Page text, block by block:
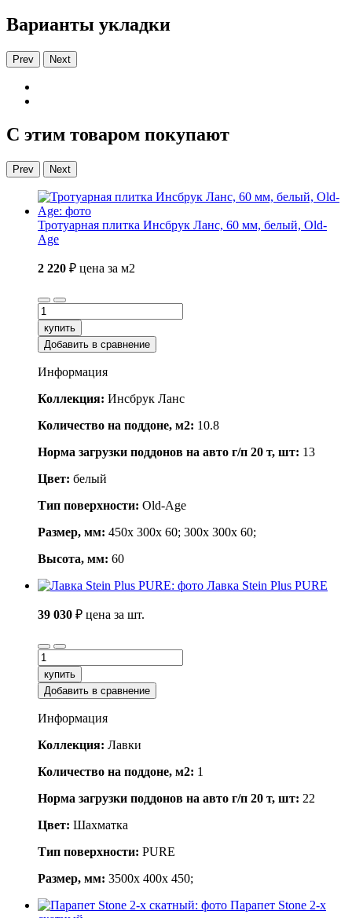
Варианты укладки
Prev Next
С этим товаром покупают
Prev Next
Тротуарная плитка Инсбрук Ланс, 60 мм, белый, Old-
Age
2 220 ₽ цена за м2
купить
Добавить в сравнение
Информация
Коллекция: Инсбрук Ланс
Количество на поддоне, м2: 10.8
Норма загрузки поддонов на авто г/п 20 т, шт: 13
Цвет: белый
Тип поверхности: Old-Age
Размер, мм: 450x 300x 60; 300x 300x 60;
Высота, мм: 60
Лавка Stein Plus PURE
39 030 ₽ цена за шт.
купить
Добавить в сравнение
Информация
Коллекция: Лавки
Количество на поддоне, м2: 1
Норма загрузки поддонов на авто г/п 20 т, шт: 22
Цвет: Шахматка
Тип поверхности: PURE
Размер, мм: 3500x 400x 450;
Парапет Stone 2-х